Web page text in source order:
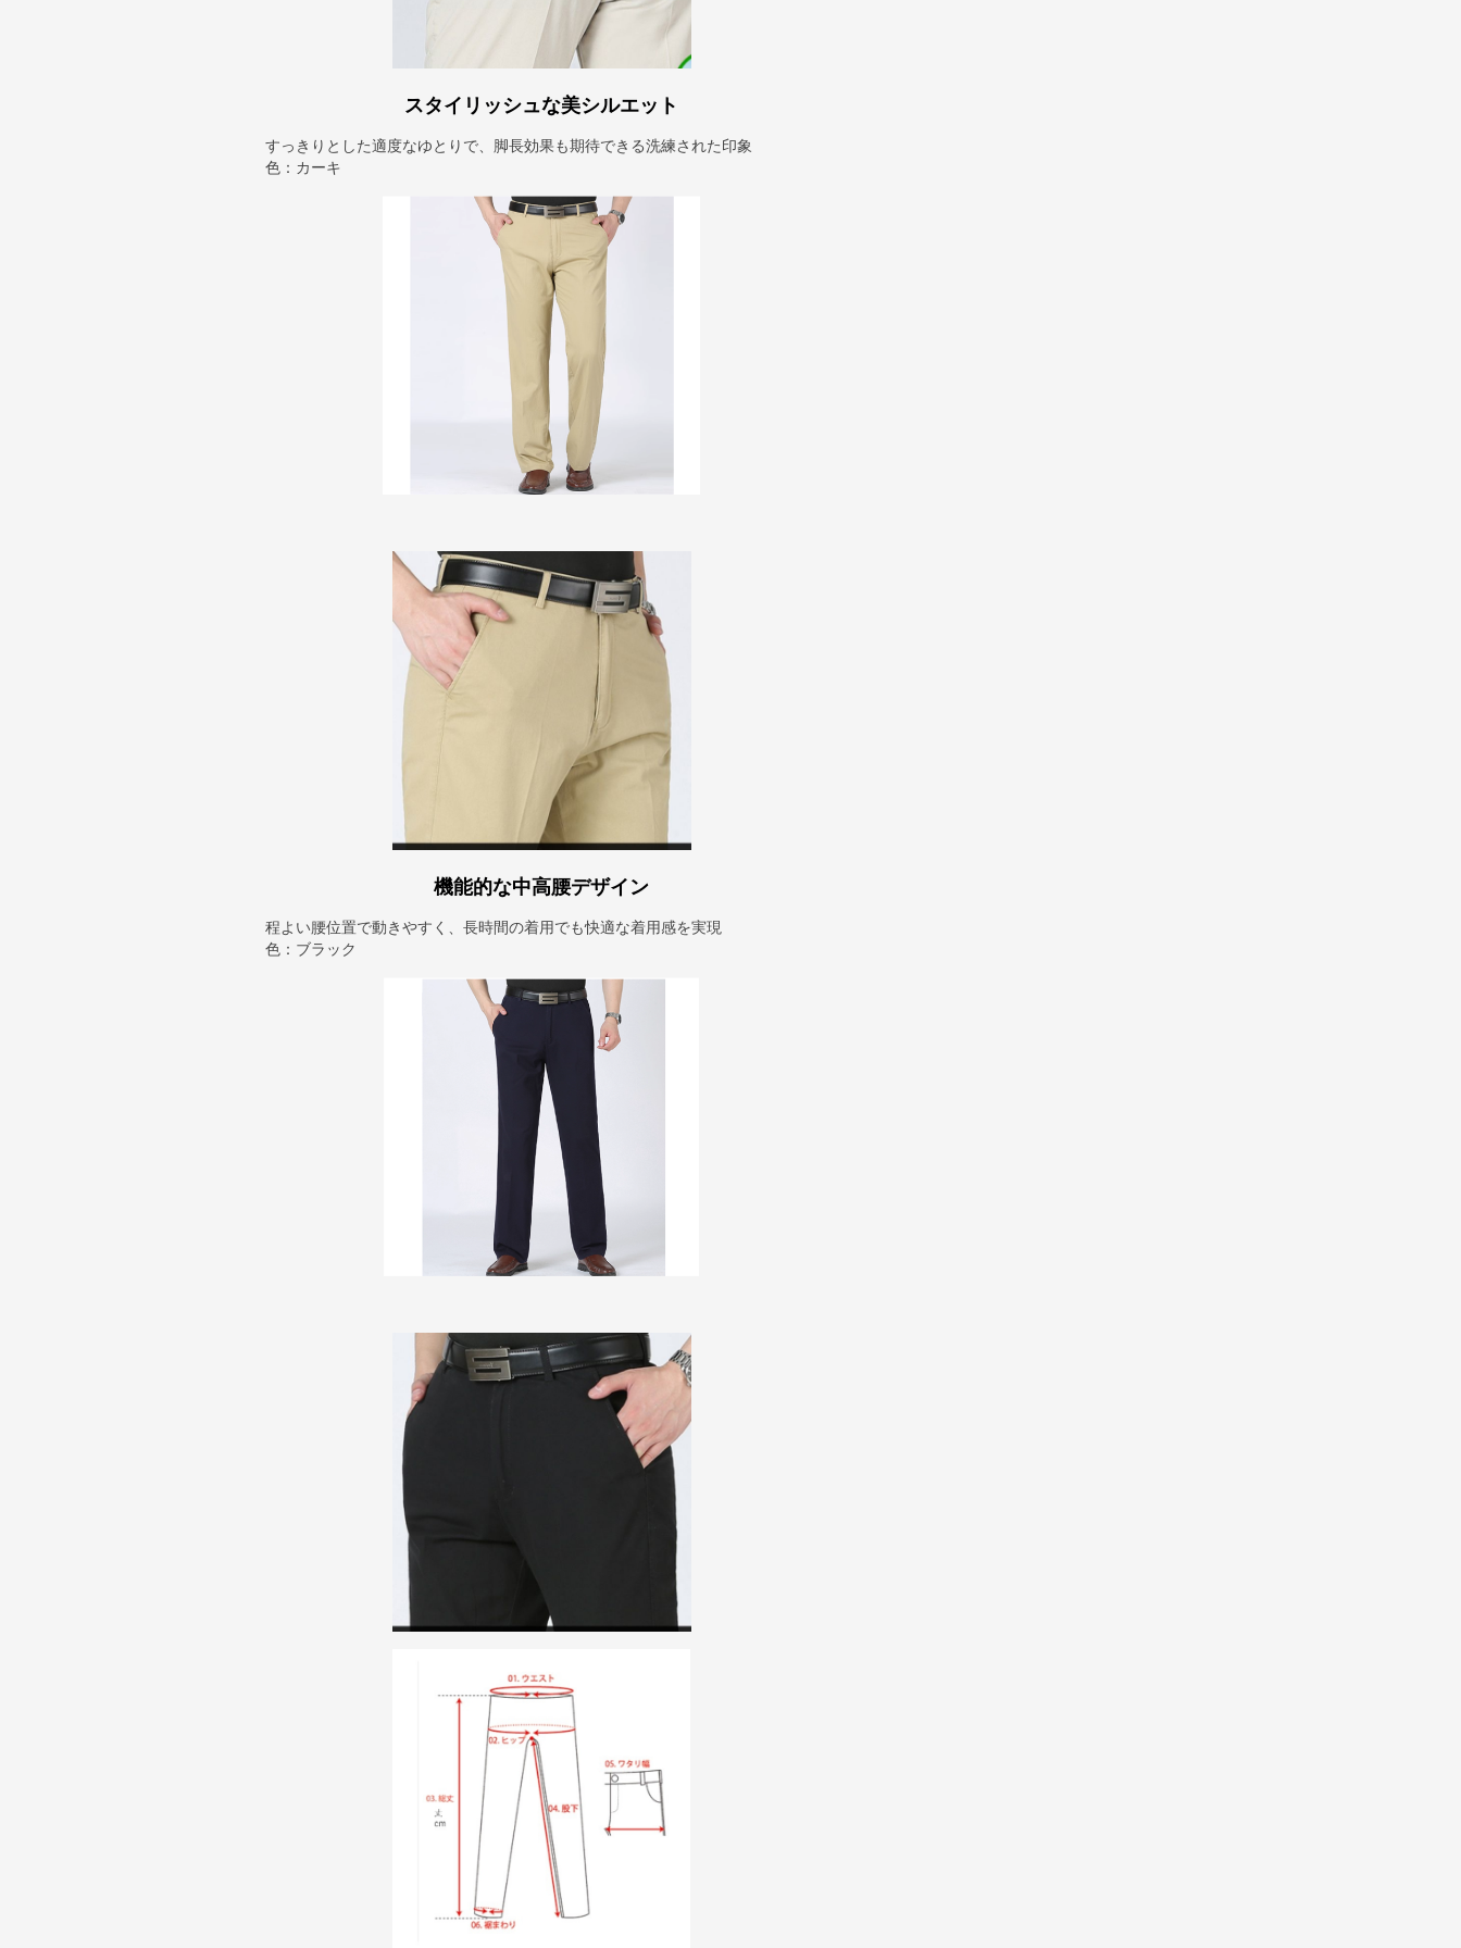
スタイリッシュな美シルエット
すっきりとした適度なゆとりで、脚長効果も期待できる洗練された印象
色：カーキ
機能的な中高腰デザイン
程よい腰位置で動きやすく、長時間の着用でも快適な着用感を実現
色：ブラック